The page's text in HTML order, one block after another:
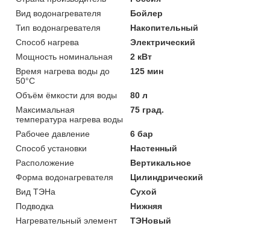
Вид водонагревателя
Бойлер
Тип водонагревателя
Накопительный
Способ нагрева
Электрический
Мощность номинальная
2 кВт
Время нагрева воды до
50°С
125 мин
Объём ёмкости для воды
80 л
Максимальная
температура нагрева воды
75 град.
Рабочее давление
6 бар
Способ установки
Настенный
Расположение
Вертикальное
Форма водонагревателя
Цилиндрический
Вид ТЭНа
Сухой
Подводка
Нижняя
Нагревательный элемент
ТЭНовый